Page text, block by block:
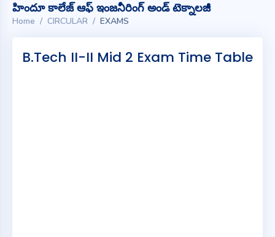
హిందూ కాలేజ్ ఆఫ్ ఇంజనీరింగ్ అండ్ టెక్నాలజీ
Home CIRCULAR EXAMS
B.Tech II-II Mid 2 Exam Time Table